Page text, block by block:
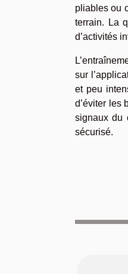
pliables ou
terrain. La
d’activités
sur
et peu
d’éviter les
signaux du
sécurisé.